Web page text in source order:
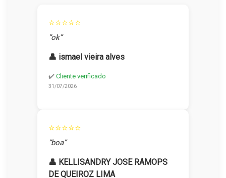
⭐⭐⭐⭐⭐
“ok”
👤 ismael vieira alves
✔️ Cliente verificado
31/07/2026
⭐⭐⭐⭐⭐
“boa”
👤 KELLISANDRY JOSE RAMOPS
DE QUEIROZ LIMA